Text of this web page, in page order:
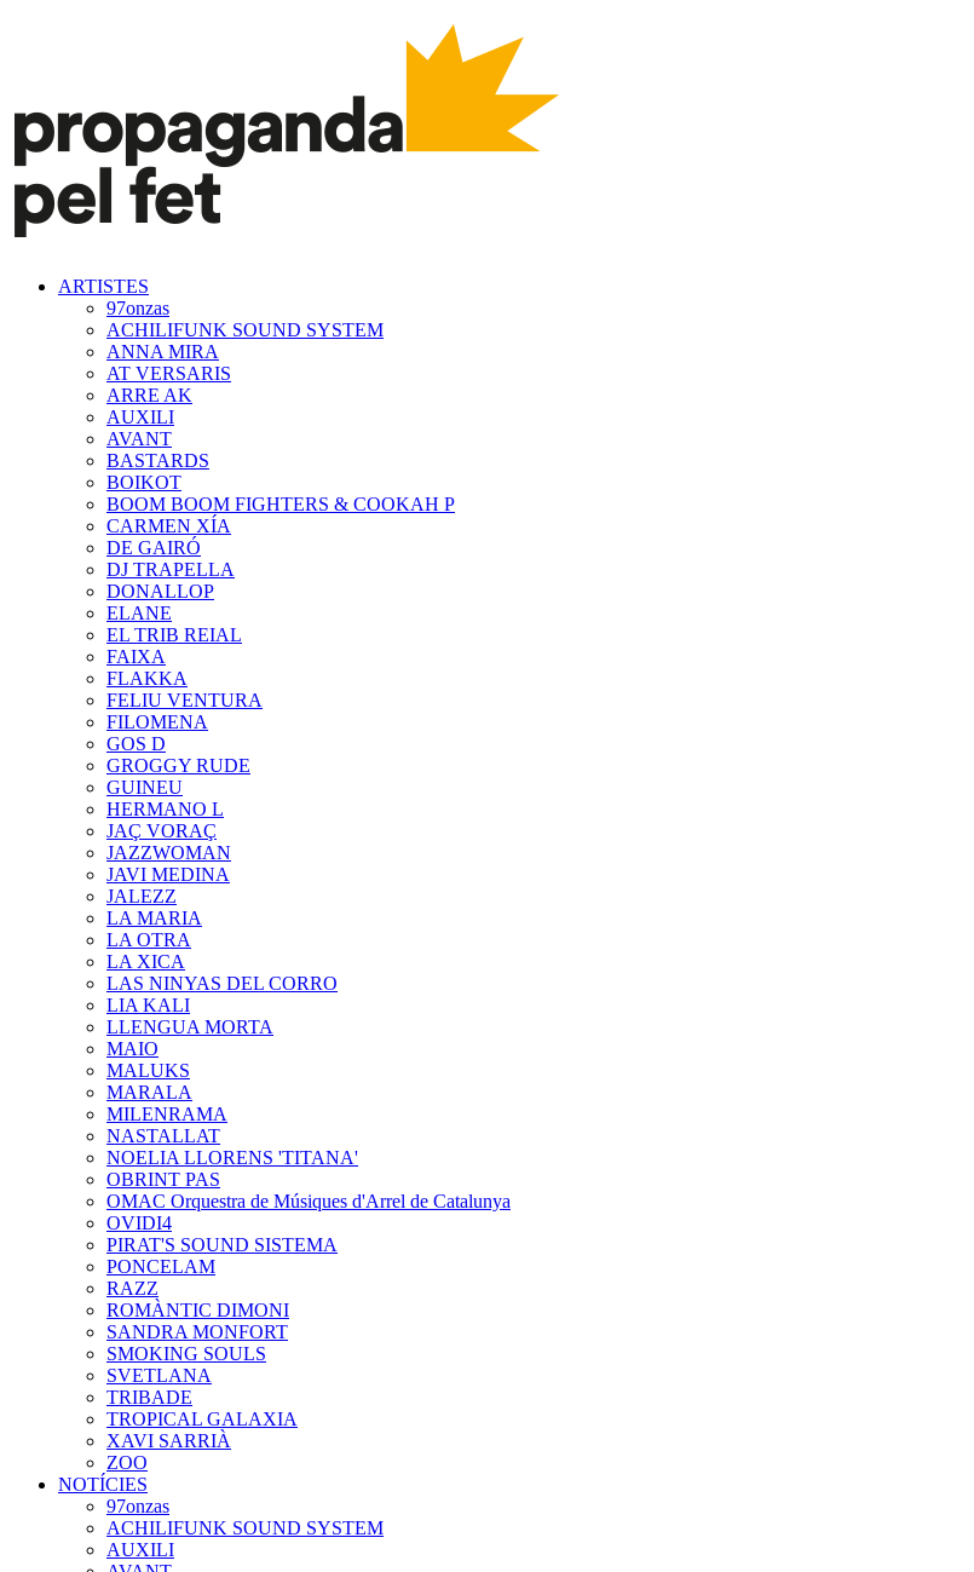
ARTISTES
97onzas
ACHILIFUNK SOUND SYSTEM
ANNA MIRA
AT VERSARIS
ARRE AK
AUXILI
AVANT
BASTARDS
BOIKOT
BOOM BOOM FIGHTERS & COOKAH P
CARMEN XÍA
DE GAIRÓ
DJ TRAPELLA
DONALLOP
ELANE
EL TRIB REIAL
FAIXA
FLAKKA
FELIU VENTURA
FILOMENA
GOS D
GROGGY RUDE
GUINEU
HERMANO L
JAÇ VORAÇ
JAZZWOMAN
JAVI MEDINA
JALEZZ
LA MARIA
LA OTRA
LA XICA
LAS NINYAS DEL CORRO
LIA KALI
LLENGUA MORTA
MAIO
MALUKS
MARALA
MILENRAMA
NASTALLAT
NOELIA LLORENS 'TITANA'
OBRINT PAS
OMAC Orquestra de Músiques d'Arrel de Catalunya
OVIDI4
PIRAT'S SOUND SISTEMA
PONCELAM
RAZZ
ROMÀNTIC DIMONI
SANDRA MONFORT
SMOKING SOULS
SVETLANA
TRIBADE
TROPICAL GALAXIA
XAVI SARRIÀ
ZOO
NOTÍCIES
97onzas
ACHILIFUNK SOUND SYSTEM
AUXILI